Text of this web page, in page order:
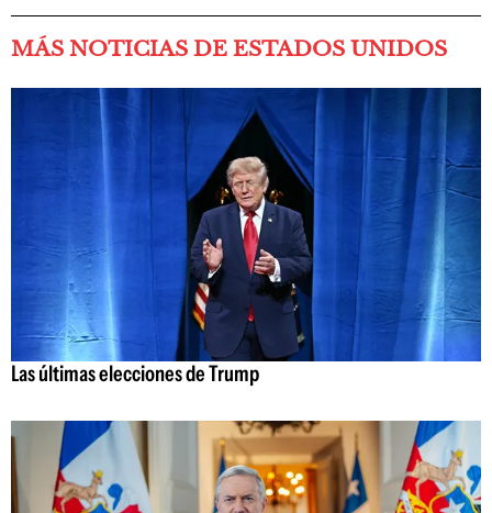
MÁS NOTICIAS DE ESTADOS UNIDOS
Las últimas elecciones de Trump